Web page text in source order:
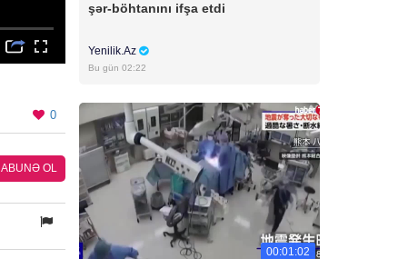
0
ABUNƏ OL
şər-böhtanını ifşa etdi
Yenilik.Az
Bu gün 02:22
00:01:02